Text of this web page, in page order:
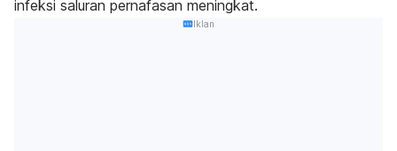
infeksi saluran pernafasan meningkat.
Iklan